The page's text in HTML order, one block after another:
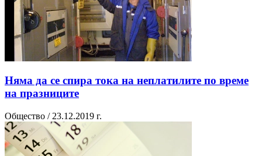
Няма да се спира тока на неплатилите по време
на празниците
Общество / 23.12.2019 г.